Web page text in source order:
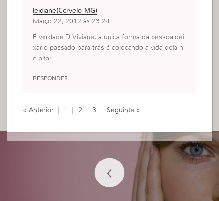
leidiane(Corvelo-MG)
Março 22, 2012 às 23:24
É verdade D.Viviane, a unica forma da pessoa dei
xar o passado para trás é colocando a vida dela n
o altar.
RESPONDER
« Anterior 1 2 3 Seguinte »